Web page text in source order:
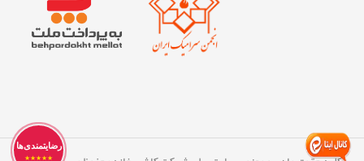
رضایتمندی‌ها
★★★★★